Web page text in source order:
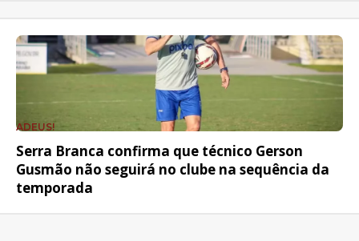
ADEUS!
Serra Branca confirma que técnico Gerson
Gusmão não seguirá no clube na sequência da
temporada